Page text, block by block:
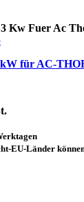
für AC-
EU-Länder